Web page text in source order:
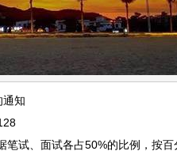
通知
笔试、面试各占50%的比例，按